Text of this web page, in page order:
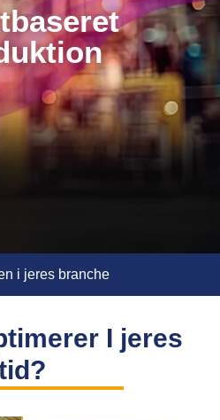
i jeres branche
I jeres